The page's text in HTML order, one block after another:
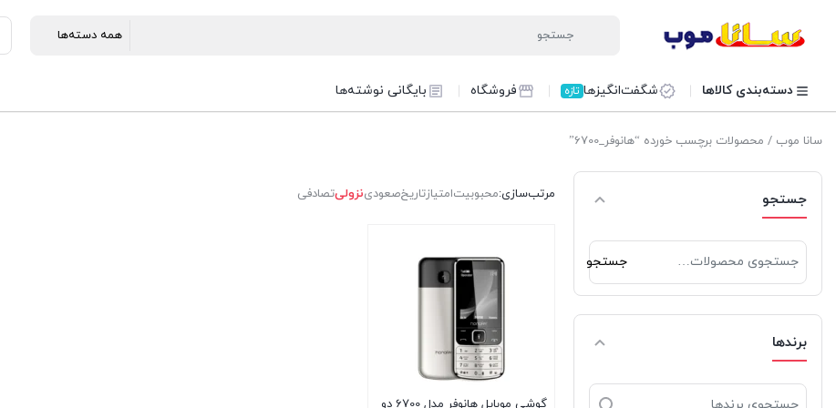
دسته‌بندی کالاها شگفت‌انگیزها تازه فروشگاه بایگانی نوشته‌ها
سانا موب / محصولات برچسب خورده “هانوفر_6700”
جستجو
برای:
جستجو
برندها
مرتب‌سازی:محبوبیتامتیازتاریخصعودینزولیتصادفی
گوشی موبایل هانوفر مدل 6700 دو